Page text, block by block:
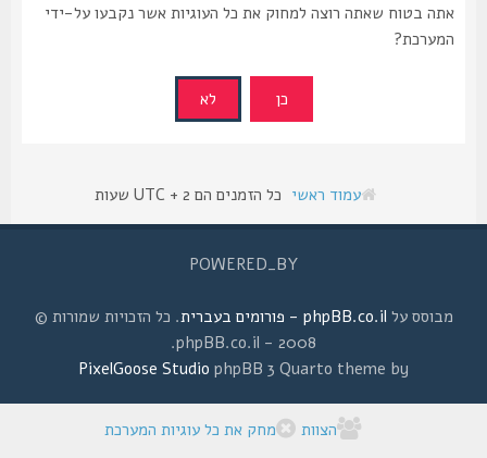
אתה בטוח שאתה רוצה למחוק את כל העוגיות אשר נקבעו על-ידי
המערכת?
עמוד ראשי כל הזמנים הם UTC + 2 שעות
POWERED_BY
מבוסס עלphpBB.co.il - פורומים בעברית
. כל הזכויות שמורות ©
2008 - phpBB.co.il.
phpBB 3 Quarto theme by
PixelGoose Studio
הצוות מחק את כל עוגיות המערכת